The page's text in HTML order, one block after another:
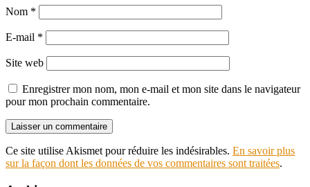
Nom *
E-mail *
Site web
Enregistrer mon nom, mon e-mail et mon site dans le navigateur
pour mon prochain commentaire.
Ce site utilise Akismet pour réduire les indésirables. En savoir plus
sur la façon dont les données de vos commentaires sont traitées.